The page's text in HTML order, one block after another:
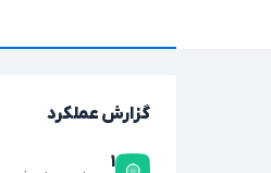
گزارش عملکرد
۱